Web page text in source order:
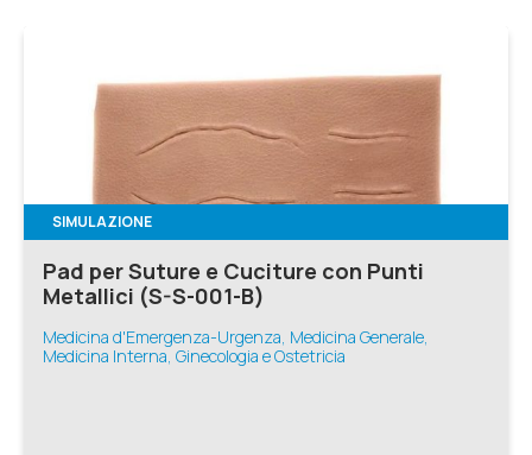
SIMULAZIONE
Pad per Suture e Cuciture con Punti
Metallici (S-S-001-B)
Medicina d'Emergenza-Urgenza, Medicina Generale,
Medicina Interna, Ginecologia e Ostetricia